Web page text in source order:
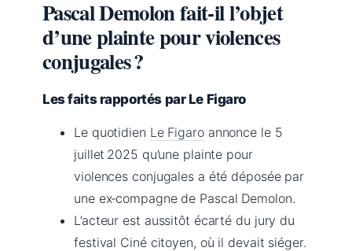
Pascal Demolon fait‑il l’objet
d’une plainte pour violences
conjugales ?
Les faits rapportés par Le Figaro
Le quotidien Le Figaroannonce le 5
juillet 2025 qu’une plainte pour
violences conjugales a été déposée par
une ex‑compagne de Pascal Demolon.
L’acteur est aussitôt écarté du jury du
festival Ciné citoyen, où il devait siéger.